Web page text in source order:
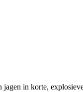
in korte,